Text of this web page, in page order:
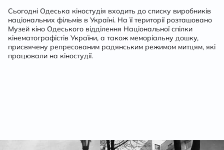
Сьогодні Одеська кіностудія входить до списку виробників
національних фільмів в Україні. На її території розташовано
Музей кіно Одеського відділення Національної спілки
кінематографістів України, а також меморіальну дошку,
присвячену репресованим радянським режимом митцям, які
працювали на кіностудії.